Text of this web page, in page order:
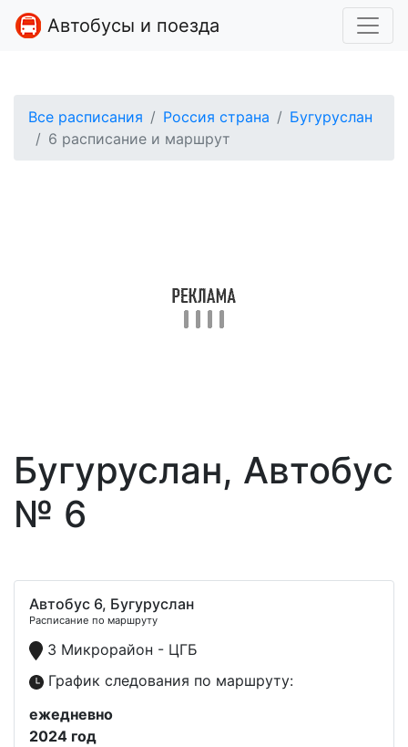
Автобусы и поезда
Все расписания Россия страна
Бугуруслан
6 расписание и маршрут
Бугуруслан, Автобус
№ 6
Автобус 6, Бугуруслан
Расписание по маршруту
3 Микрорайон - ЦГБ
График следования по маршруту:
ежедневно
2024 год